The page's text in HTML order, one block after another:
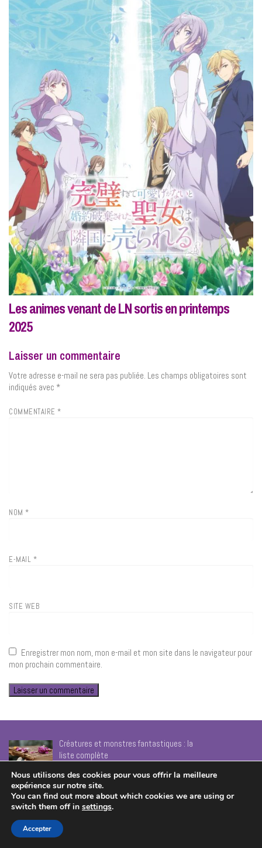
Les animes venant de LN sortis en printemps
2025
Laisser un commentaire
Votre adresse e-mail ne sera pas publiée. Les champs obligatoires sont
indiqués avec *
COMMENTAIRE *
NOM *
E-MAIL *
SITE WEB
Enregistrer mon nom, mon e-mail et mon site dans le navigateur pour
mon prochain commentaire.
Créatures et monstres fantastiques : la
liste complète
Sculptures de jardin en papier mâché : La
recette qui ne craint pas l’eau
Nous utilisons des cookies pour vous offrir la meilleure
expérience sur notre site.
You can find out more about which cookies we are using or
switch them off in settings.
Accepter